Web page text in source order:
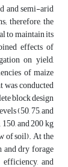
and semi-arid
therefore, the
to maintain its
effects of
on yield,
of maize
conducted
block design
(50, 75, and
and 200 kg
of soil). At the
and dry forage
and